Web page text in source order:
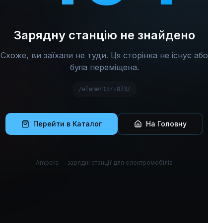
Зарядну станцію не знайдено
Схоже, ви заїхали не туди. Ця сторінка не існує або
була переміщена.
/elementor-873/
Перейти в Каталог На Головну
Ampera — зарядні станції для електромобілів